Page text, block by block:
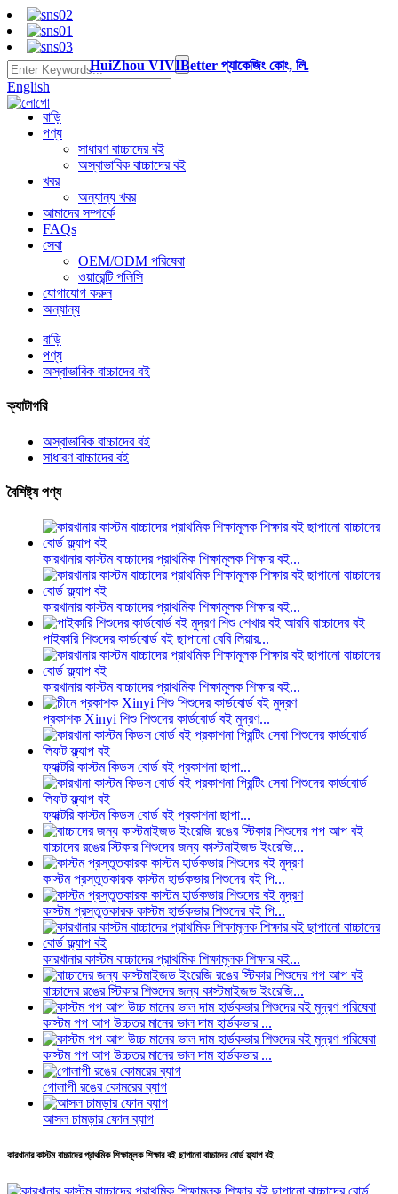
English
HuiZhou VIVIBetter প্যাকেজিং কোং, লি.
বাড়ি
পণ্য
সাধারণ বাচ্চাদের বই
অস্বাভাবিক বাচ্চাদের বই
খবর
অন্যান্য খবর
আমাদের সম্পর্কে
FAQs
সেবা
OEM/ODM পরিষেবা
ওয়ারেন্টি পলিসি
যোগাযোগ করুন
অন্যান্য
বাড়ি
পণ্য
অস্বাভাবিক বাচ্চাদের বই
ক্যাটাগরি
অস্বাভাবিক বাচ্চাদের বই
সাধারণ বাচ্চাদের বই
বৈশিষ্ট্য পণ্য
কারখানার কাস্টম বাচ্চাদের প্রাথমিক শিক্ষামূলক শিক্ষার বই...
কারখানার কাস্টম বাচ্চাদের প্রাথমিক শিক্ষামূলক শিক্ষার বই...
পাইকারি শিশুদের কার্ডবোর্ড বই ছাপানো বেবি লিয়ার...
কারখানার কাস্টম বাচ্চাদের প্রাথমিক শিক্ষামূলক শিক্ষার বই...
প্রকাশক Xinyi শিশু শিশুদের কার্ডবোর্ড বই মুদ্রণ...
ফ্যাক্টরি কাস্টম কিডস বোর্ড বই প্রকাশনা ছাপা...
ফ্যাক্টরি কাস্টম কিডস বোর্ড বই প্রকাশনা ছাপা...
বাচ্চাদের রঙের স্টিকার শিশুদের জন্য কাস্টমাইজড ইংরেজি...
কাস্টম প্রস্তুতকারক কাস্টম হার্ডকভার শিশুদের বই পি...
কাস্টম প্রস্তুতকারক কাস্টম হার্ডকভার শিশুদের বই পি...
কারখানার কাস্টম বাচ্চাদের প্রাথমিক শিক্ষামূলক শিক্ষার বই...
বাচ্চাদের রঙের স্টিকার শিশুদের জন্য কাস্টমাইজড ইংরেজি...
কাস্টম পপ আপ উচ্চতর মানের ভাল দাম হার্ডকভার ...
কাস্টম পপ আপ উচ্চতর মানের ভাল দাম হার্ডকভার ...
গোলাপী রঙের কোমরের ব্যাগ
আসল চামড়ার ফোন ব্যাগ
কারখানার কাস্টম বাচ্চাদের প্রাথমিক শিক্ষামূলক শিক্ষার বই ছাপানো বাচ্চাদের বোর্ড ফ্ল্যাপ বই